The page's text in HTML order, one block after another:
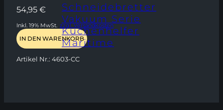
Schneidebretter
Vakuum Serie
Küchenhelfer
Maritime
54,95 €
Inkl. 19% MwSt. zzgl. Versandkosten
IN DEN WARENKORB
Artikel Nr.: 4603-CC